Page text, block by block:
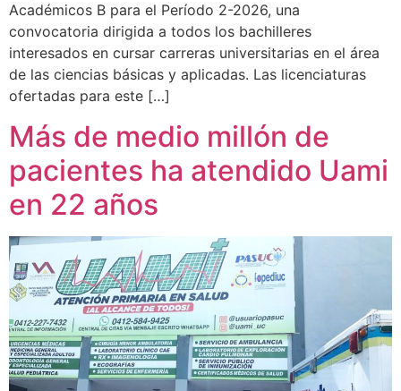
Académicos B para el Período 2-2026, una
convocatoria dirigida a todos los bachilleres
interesados en cursar carreras universitarias en el área
de las ciencias básicas y aplicadas. Las licenciaturas
ofertadas para este […]
Más de medio millón de
pacientes ha atendido Uami
en 22 años